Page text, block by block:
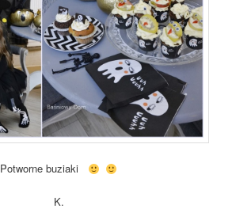
Potworne buziaki
K.